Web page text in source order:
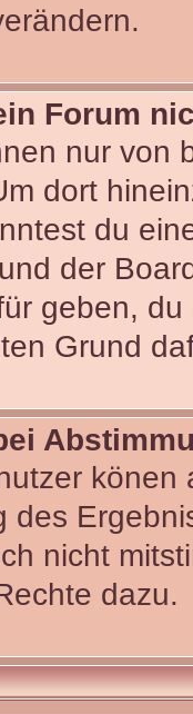
Forum
nur von
dort
du
der
geben,
Grund
des
nicht
dazu.